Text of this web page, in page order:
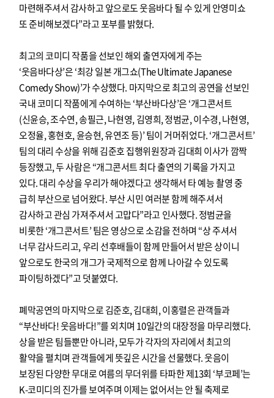
마련해주셔서 감사하고 앞으로도 웃음바다 될 수 있게 안영미쇼
또 준비해보겠다”라고 포부를 밝혔다.
최고의 코미디 작품을 선보인 해외 출연자에게 주는
‘웃음바다상’은 ‘최강 일본 개그쇼(The Ultimate Japanese
Comedy Show)’가 수상했다. 마지막으로 최고의 공연을 선보인
국내 코미디 작품에게 수여하는 ‘부산바다상’은 ‘개그콘서트
(신윤승, 조수연, 송필근, 나현영, 김영희, 정범균, 이수경, 나현영,
오정율, 홍현호, 윤승현, 유연조 등)’ 팀이 거머쥐었다. ‘개그콘서트’
팀의 대리 수상을 위해 김준호 집행위원장과 김대희 이사가 깜짝
등장했고, 두 사람은 “개그콘서트 최다 출연의 기록을 가지고
있다. 대리 수상을 우리가 해야겠다고 생각해서 타 예능 촬영 중
급히 부산으로 넘어왔다. 부산 시민 여러분 함께 해주셔서
감사하고 관심 가져주셔서 고맙다”라고 인사했다. 정범균을
비롯한 ‘개그콘서트’ 팀은 영상으로 소감을 전하며 “상 주셔서
너무 감사드리고, 우리 선후배들이 함께 만들어서 받은 상이니
앞으로도 한국의 개그가 국제적으로 함께 나아갈 수 있도록
파이팅하겠다”고 덧붙였다.
폐막공연의 마지막으로 김준호, 김대희, 이홍렬은 관객들과
“부산바다! 웃음바다!”를 외치며 10일간의 대장정을 마무리했다.
상을 받은 팀들뿐만 아니라, 모두가 각자의 자리에서 최고의
활약을 펼치며 관객들에게 뜻깊은 시간을 선물했다. 웃음이
보장된 다양한 무대로 여름의 무더위를 타파한 제13회 ‘부코페’는
K-코미디의 진가를 보여주며 이제는 없어서는 안 될 축제로